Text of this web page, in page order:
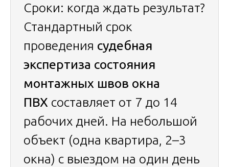
Сроки: когда ждать результат?
Стандартный срок
проведения судебная
экспертиза состояния
монтажных швов окна
ПВХ составляет от 7 до 14
рабочих дней. На небольшой
объект (одна квартира, 2–3
окна) с выездом на один день